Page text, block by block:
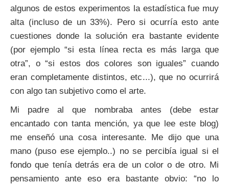
algunos de estos experimentos la estadística fue muy
alta (incluso de un 33%). Pero si ocurría esto ante
cuestiones donde la solución era bastante evidente
(por ejemplo “si esta línea recta es más larga que
otra”, o “si estos dos colores son iguales” cuando
eran completamente distintos, etc...), que no ocurrirá
con algo tan subjetivo como el arte.
Mi padre al que nombraba antes (debe estar
encantado con tanta mención, ya que lee este blog)
me enseñó una cosa interesante. Me dijo que una
mano (puso ese ejemplo..) no se percibía igual si el
fondo que tenía detrás era de un color o de otro. Mi
pensamiento ante eso era bastante obvio: “no lo